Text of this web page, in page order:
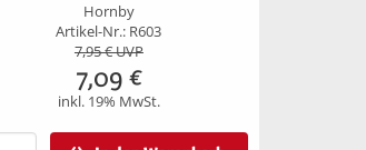
Hornby
Artikel-Nr.: R603
7,95€ UVP
7,09 €
inkl. 19% MwSt.